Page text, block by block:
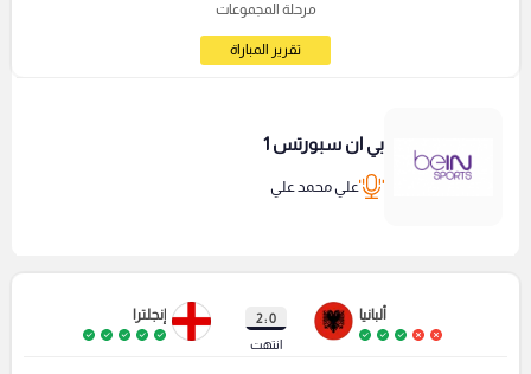
مرحلة المجموعات
تقرير المباراة
بي ان سبورتس 1
علي محمد علي
ألبانيا
0 : 2
انتهت
إنجلترا